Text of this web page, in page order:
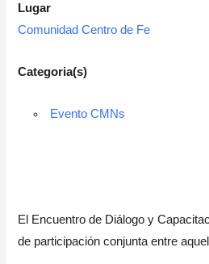
Lugar
Comunidad Centro de Fe
Categoria(s)
Evento CMNs
El Encuentro de Diálogo y
de participación conjunta entre